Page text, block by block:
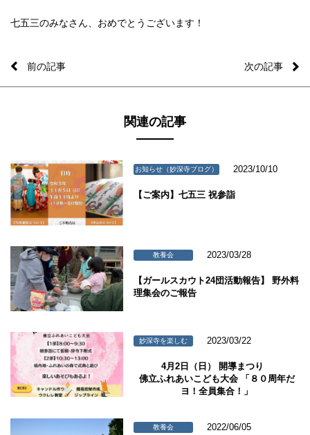
七五三のみなさん、おめでとうございます！
前の記事 次の記事
関連の記事
お知らせ（妙深寺ブログ） 2023/10/10
【ご案内】七五三 祝参詣
教養会 2023/03/28
【ガールスカウト24団活動報告】 野外料
理集会のご報告
妙深寺を楽しむ 2023/03/22
4月2日（日） 開導まつり
佛立ふれあいこども大会 「８０周年だ
ヨ！全員集合！」
教養会 2022/06/05